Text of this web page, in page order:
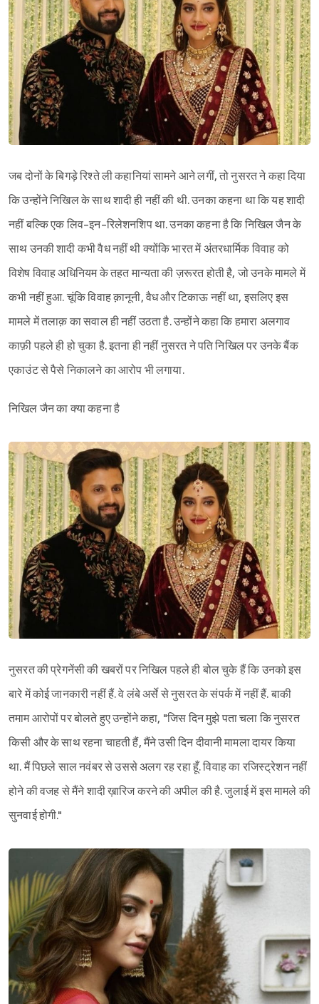
जब दोनों के बिगड़े रिश्ते ली कहानियां सामने आने लगीं, तो नुसरत ने कहा दिया
कि उन्होंने निखिल के साथ शादी ही नहीं की थी. उनका कहना था कि यह शादी
नहीं बल्कि एक लिव-इन-रिलेशनशिप था. उनका कहना है कि निखिल जैन के
साथ उनकी शादी कभी वैध नहीं थी क्योंकि भारत में अंतरधार्मिक विवाह को
विशेष विवाह अधिनियम के तहत मान्यता की ज़रूरत होती है, जो उनके मामले में
कभी नहीं हुआ. चूंकि विवाह क़ानूनी, वैध और टिकाऊ नहीं था, इसलिए इस
मामले में तलाक़ का सवाल ही नहीं उठता है. उन्होंने कहा कि हमारा अलगाव
काफ़ी पहले ही हो चुका है. इतना ही नहीं नुसरत ने पति निखिल पर उनके बैंक
एकाउंट से पैसे निकालने का आरोप भी लगाया.
निखिल जैन का क्या कहना है
नुसरत की प्रेगनेंसी की खबरों पर निखिल पहले ही बोल चुके हैं कि उनको इस
बारे में कोई जानकारी नहीं हैं. वे लंबे अर्से से नुसरत के संपर्क में नहीं हैं. बाकी
तमाम आरोपों पर बोलते हुए उन्होंने कहा, "जिस दिन मुझे पता चला कि नुसरत
किसी और के साथ रहना चाहती हैं, मैंने उसी दिन दीवानी मामला दायर किया
था. मैं पिछले साल नवंबर से उससे अलग रह रहा हूँ. विवाह का रजिस्ट्रेशन नहीं
होने की वजह से मैंने शादी ख़ारिज करने की अपील की है. जुलाई में इस मामले की
सुनवाई होगी."